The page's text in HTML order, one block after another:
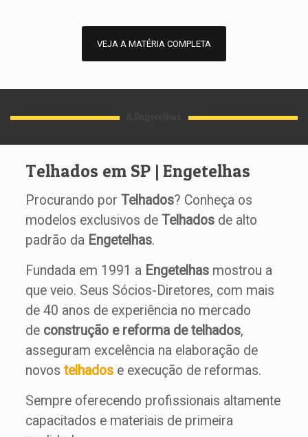
VEJA A MATÉRIA COMPLETA
Telhados em SP | Engetelhas
Procurando por Telhados? Conheça os
modelos exclusivos de Telhadosde alto
padrão da Engetelhas.
Fundada em 1991 a Engetelhas mostrou a
que veio. Seus Sócios-Diretores, com mais
de 40 anos de experiência no mercado
de construção e reforma de telhados,
asseguram excelência na elaboração de
novos telhadose execução de reformas.
Sempre oferecendo profissionais altamente
capacitados e materiais de primeira